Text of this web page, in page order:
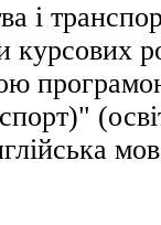
і
курсових